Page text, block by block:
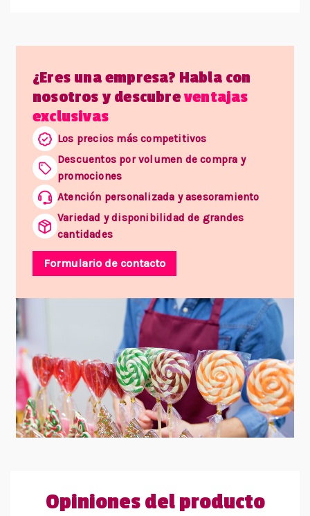
¿Eres una empresa? Habla con
nosotros y descubreventajas
exclusivas
Los precios más competitivos
Descuentos por volumen de compra y
promociones
Atención personalizada y asesoramiento
Variedad y disponibilidad de grandes
cantidades
Formulario de contacto
Opiniones del producto